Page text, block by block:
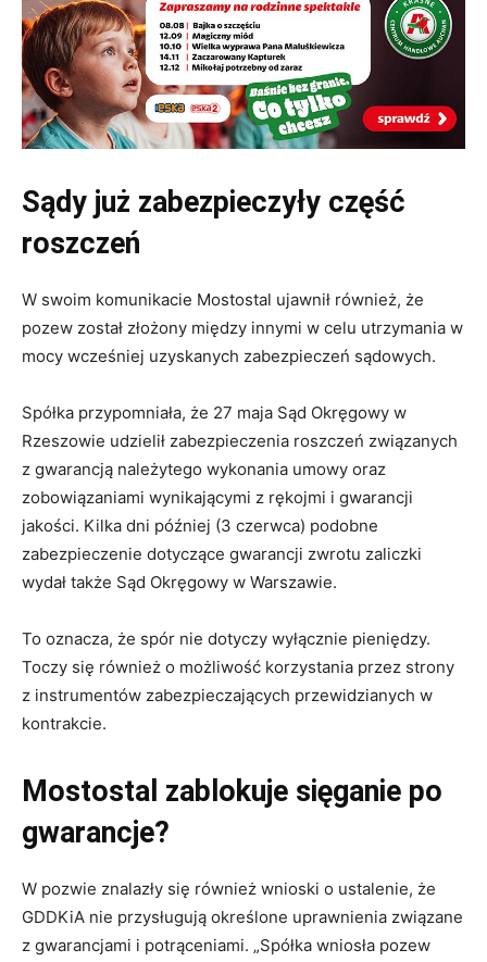
Sądy już zabezpieczyły część
roszczeń
W swoim komunikacie Mostostal ujawnił również, że
pozew został złożony między innymi w celu utrzymania w
mocy wcześniej uzyskanych zabezpieczeń sądowych.
Spółka przypomniała, że 27 maja Sąd Okręgowy w
Rzeszowie udzielił zabezpieczenia roszczeń związanych
z gwarancją należytego wykonania umowy oraz
zobowiązaniami wynikającymi z rękojmi i gwarancji
jakości. Kilka dni później (3 czerwca) podobne
zabezpieczenie dotyczące gwarancji zwrotu zaliczki
wydał także Sąd Okręgowy w Warszawie.
To oznacza, że spór nie dotyczy wyłącznie pieniędzy.
Toczy się również o możliwość korzystania przez strony
z instrumentów zabezpieczających przewidzianych w
kontrakcie.
Mostostal zablokuje sięganie po
gwarancje?
W pozwie znalazły się również wnioski o ustalenie, że
GDDKiA nie przysługują określone uprawnienia związane
z gwarancjami i potrąceniami. „Spółka wniosła pozew